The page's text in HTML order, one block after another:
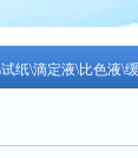
纸\滴定液\比色液\